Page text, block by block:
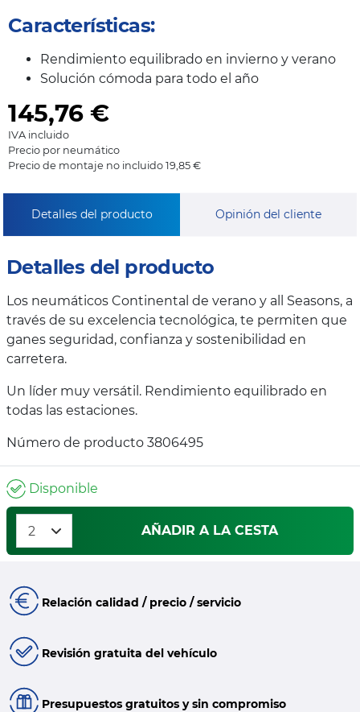
Características:
Rendimiento equilibrado en invierno y verano
Solución cómoda para todo el año
145,76 €
IVA incluido
Precio por neumático
Precio de montaje no incluido 19,85 €
Detalles del producto Opinión del cliente
Detalles del producto
Los neumáticos Continental de verano y all Seasons, a
través de su excelencia tecnológica, te permiten que
ganes seguridad, confianza y sostenibilidad en
carretera.
Un líder muy versátil. Rendimiento equilibrado en
todas las estaciones.
Número de producto 3806495
Disponible
AÑADIR A LA CESTA
Relación calidad / precio / servicio
Revisión gratuita del vehículo
Presupuestos gratuitos y sin compromiso